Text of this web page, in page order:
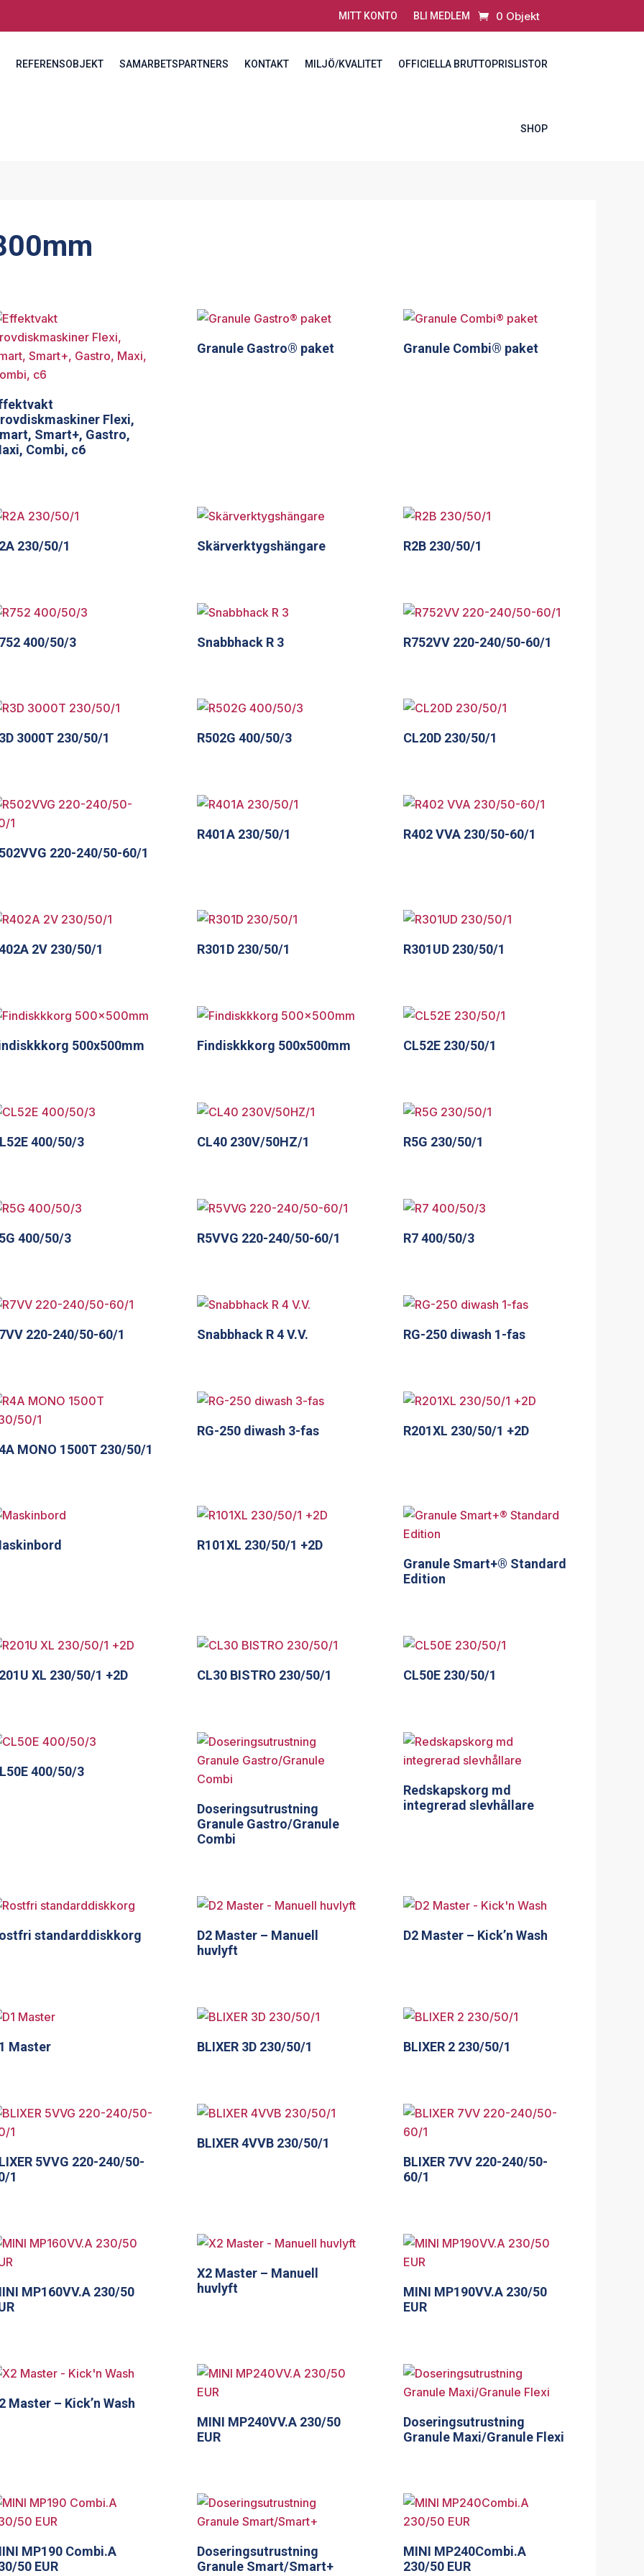
MITT KONTO BLI MEDLEM 0 Objekt
REFERENSOBJEKT SAMARBETSPARTNERS KONTAKT MILJÖ/KVALITET OFFICIELLA BRUTTOPRISLISTOR
SHOP
Flexi,
Smart+, Gastro,
Combi, c6
Granule Gastro® paket Granule Combi® paket
230/50/1 Skärverktygshängare R2B 230/50/1
400/50/3 Snabbhack R 3 R752VV 220-240/50-60/1
3000T 230/50/1 R502G 400/50/3 CL20D 230/50/1
220-240/50-60/1
R401A 230/50/1 R402 VVA 230/50-60/1
2V 230/50/1 R301D 230/50/1 R301UD 230/50/1
500x500mm Findiskkkorg 500x500mm CL52E 230/50/1
400/50/3 CL40 230V/50HZ/1 R5G 230/50/1
400/50/3 R5VVG 220-240/50-60/1 R7 400/50/3
220-240/50-60/1 Snabbhack R 4 V.V. RG-250 diwash 1-fas
MONO 1500T 230/50/1
RG-250 diwash 3-fas R201XL 230/50/1 +2D
R101XL 230/50/1 +2D
Granule Smart+® Standard
Edition
XL 230/50/1 +2D CL30 BISTRO 230/50/1 CL50E 230/50/1
400/50/3
Doseringsutrustning
Granule Gastro/Granule
Combi
Redskapskorg md
integrerad slevhållare
standarddiskkorg
D2 Master – Manuell
huvlyft
D2 Master – Kick’n Wash
Master BLIXER 3D 230/50/1 BLIXER 2 230/50/1
5VVG 220-240/50-
1
BLIXER 4VVB 230/50/1
BLIXER 7VV 220-240/50-
60/1
MP160VV.A 230/50
X2 Master – Manuell
huvlyft
MINI MP190VV.A 230/50
EUR
Master – Kick’n Wash
MINI MP240VV.A 230/50
EUR
Doseringsutrustning
Granule Maxi/Granule Flexi
MP190 Combi.A
50 EUR
Doseringsutrustning
Granule Smart/Smart+
MINI MP240Combi.A
230/50 EUR